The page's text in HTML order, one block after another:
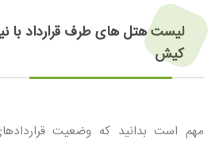
لیست هتل های طرف قرارداد با
کیش
مهم است بدانید که وضعیت